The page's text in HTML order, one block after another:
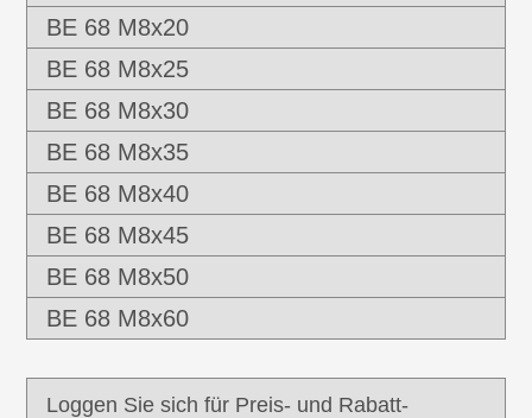
BE 68 M8x20
BE 68 M8x25
BE 68 M8x30
BE 68 M8x35
BE 68 M8x40
BE 68 M8x45
BE 68 M8x50
BE 68 M8x60
Loggen Sie sich für Preis- und Rabatt-